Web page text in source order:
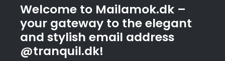
Welcome to Mailamok.dk –
your gateway to the elegant
and stylish email address
@tranquil.dk!